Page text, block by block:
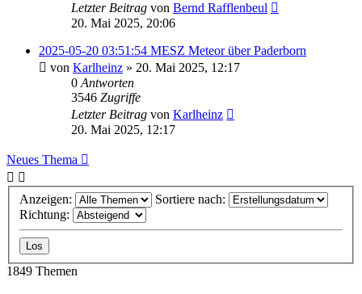
Letzter Beitrag von Bernd Rafflenbeul
20. Mai 2025, 20:06
2025-05-20 03:51:54 MESZ Meteor über Paderborn
von Karlheinz » 20. Mai 2025, 12:17
0 Antworten
3546 Zugriffe
Letzter Beitrag von Karlheinz
20. Mai 2025, 12:17
Neues Thema
Anzeigen:
Sortiere nach:
Richtung:
1849 Themen